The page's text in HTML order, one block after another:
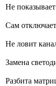
Не
Сам
Не ловит
Замена
Разбита